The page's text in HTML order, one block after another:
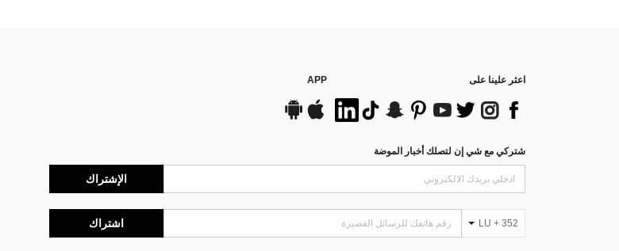
اعثر علينا على APP
شتركي مع شي إن لتصلك أخبار الموضة
الإشتراك
LU + 352 اشتراك